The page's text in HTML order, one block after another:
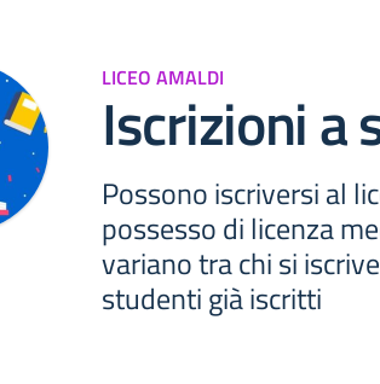
LICEO AMALDI
Iscrizioni a
Possono iscriversi al
possesso di licenza
variano tra chi si
studenti già iscritti